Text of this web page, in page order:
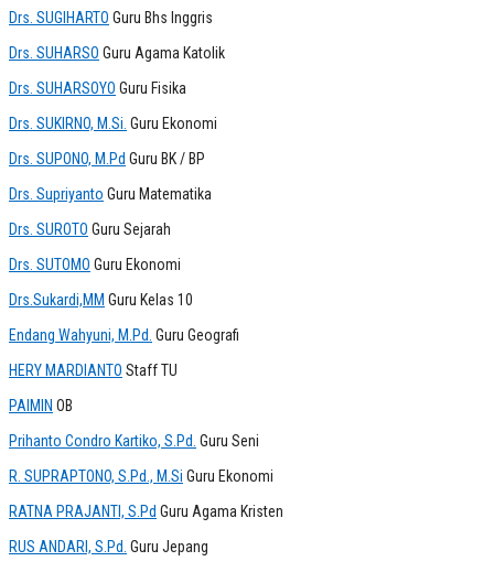
Drs. SUGIHARTO Guru Bhs Inggris
Drs. SUHARSO Guru Agama Katolik
Drs. SUHARSOYO Guru Fisika
Drs. SUKIRNO, M.Si. Guru Ekonomi
Drs. SUPONO, M.Pd Guru BK / BP
Drs. Supriyanto Guru Matematika
Drs. SUROTO Guru Sejarah
Drs. SUTOMO Guru Ekonomi
Drs.Sukardi,MM Guru Kelas 10
Endang Wahyuni, M.Pd. Guru Geografi
HERY MARDIANTO Staff TU
PAIMIN OB
Prihanto Condro Kartiko, S.Pd. Guru Seni
R. SUPRAPTONO, S.Pd., M.Si Guru Ekonomi
RATNA PRAJANTI, S.Pd Guru Agama Kristen
RUS ANDARI, S.Pd. Guru Jepang